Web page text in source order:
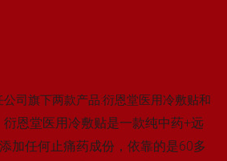
司旗下两款产品:衍恩堂医用冷敷贴和
衍恩堂医用冷敷贴是一款纯中药+远
加任何止痛药成份，依靠的是60多